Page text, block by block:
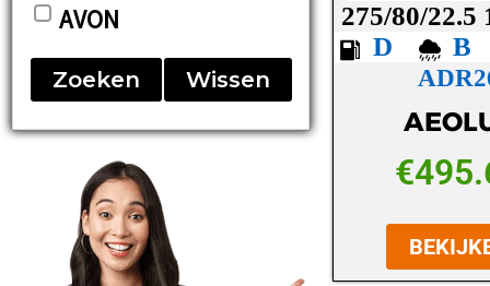
AVON
BARUM
BF-GOODRICH
BFGOODRICH
BLACK ARROW
BRIDGESTONE
CONTINENTAL
Zoeken Wissen
275/80/22.5
D
B
€